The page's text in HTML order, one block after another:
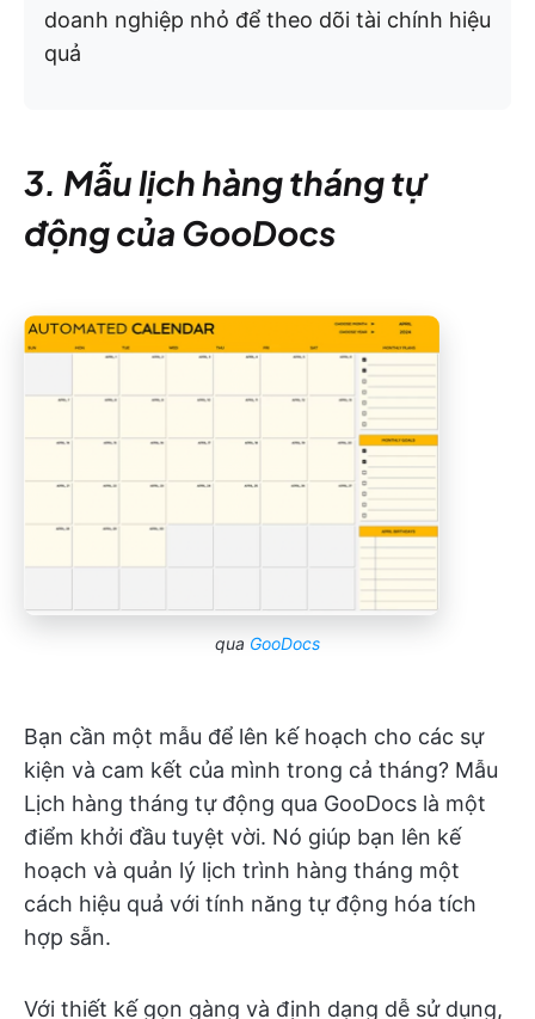
doanh nghiệp nhỏ để theo dõi tài chính hiệu
quả
3. Mẫu lịch hàng tháng tự
động của GooDocs
qua GooDocs
Bạn cần một mẫu để lên kế hoạch cho các sự
kiện và cam kết của mình trong cả tháng? Mẫu
Lịch hàng tháng tự động qua GooDocs là một
điểm khởi đầu tuyệt vời. Nó giúp bạn lên kế
hoạch và quản lý lịch trình hàng tháng một
cách hiệu quả với tính năng tự động hóa tích
hợp sẵn.
Với thiết kế gọn gàng và định dạng dễ sử dụng,